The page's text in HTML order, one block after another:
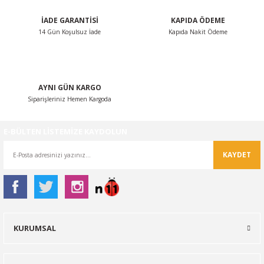
İADE GARANTİSİ
14 Gün Koşulsuz İade
KAPIDA ÖDEME
Kapıda Nakit Ödeme
AYNI GÜN KARGO
Siparişleriniz Hemen Kargoda
KAYDET
KURUMSAL